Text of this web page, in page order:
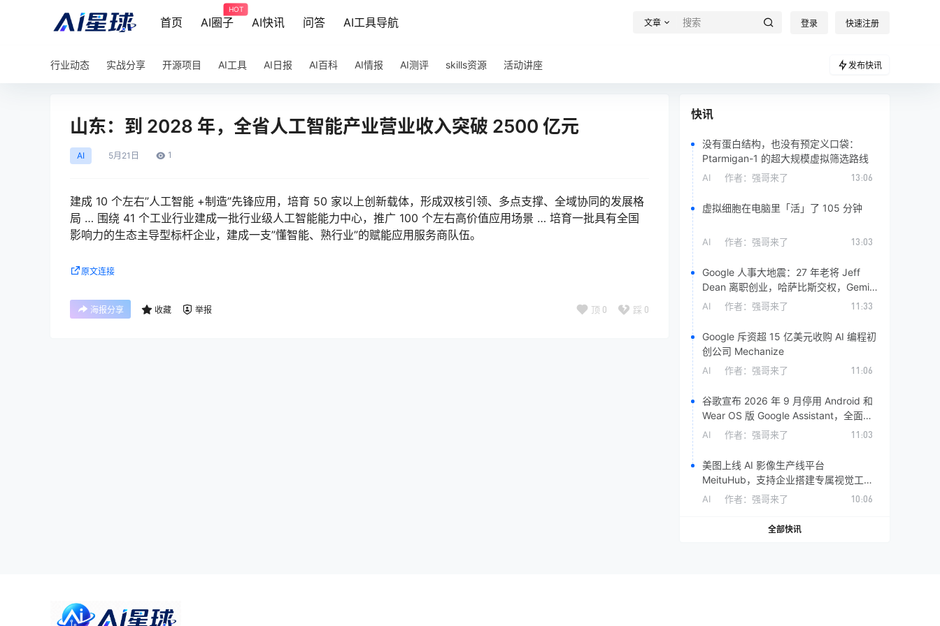
首页 AI圈子
HOT
AI快讯 问答 AI工具导航 文章 登录 快速注册
行业动态 实战分享 开源项目 AI工具 AI日报 AI百科 AI情报 AI测评 skills资源 活动讲座 发布快讯
山东：到 2028 年，全省人工智能产业营业收入突破 2500 亿元
AI 5月 21日 1
建成 10 个左右”人工智能 +制造”先锋应用，培育 50 家以上创新载体，形成双核引领、多点支撑、全域协同的发展格
局 … 围绕 41 个工业行业建成一批行业级人工智能能力中心，推广 100 个左右高价值应用场景 … 培育一批具有全国
影响力的生态主导型标杆企业，建成一支”懂智能、熟行业”的赋能应用服务商队伍。
原文连接
海报分享 收藏 举报 顶 0 踩 0
快讯
没有蛋白结构，也没有预定义口袋：
Ptarmigan-1 的超大规模虚拟筛选路线
AI 作者： 强哥来了 13:06
虚拟细胞在电脑里「活」了 105 分钟
AI 作者： 强哥来了 13:03
Google 人事大地震：27 年老将 Jeff
Dean 离职创业，哈萨比斯交权，Gemini
换了新老板
AI 作者： 强哥来了 11:33
Google 斥资超 15 亿美元收购 AI 编程初
创公司 Mechanize
AI 作者： 强哥来了 11:06
谷歌宣布 2026 年 9 月停用 Android 和
Wear OS 版 Google Assistant，全面转
向 Gemini
AI 作者： 强哥来了 11:03
美图上线 AI 影像生产线平台
MeituHub，支持企业搭建专属视觉工作
流
AI 作者： 强哥来了 10:06
全部快讯